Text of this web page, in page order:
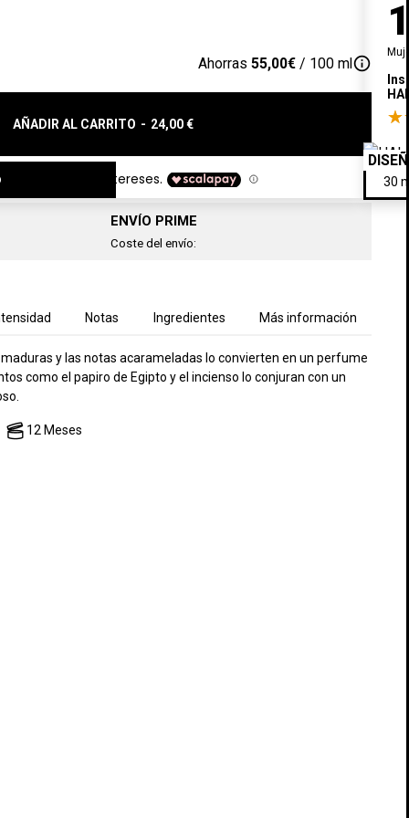
Ahorras 55,00€ / 100 mlinfo_outline
AÑADIR AL CARRITO - 24,00 €
ENVÍO PRIME
Coste del envío:
Notas Ingredientes Más información
y las notas acarameladas lo convierten en un perfume
como el papiro de Egipto y el incienso lo conjuran con un
12 Meses